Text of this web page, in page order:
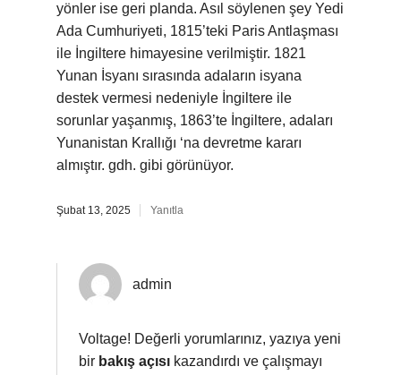
yönler ise geri planda. Asıl söylenen şey Yedi
Ada Cumhuriyeti, 1815’teki Paris Antlaşması
ile İngiltere himayesine verilmiştir. 1821
Yunan İsyanı sırasında adaların isyana
destek vermesi nedeniyle İngiltere ile
sorunlar yaşanmış, 1863’te İngiltere, adaları
Yunanistan Krallığı ‘na devretme kararı
almıştır. gdh. gibi görünüyor.
Şubat 13, 2025 Yanıtla
admin
Voltage! Değerli yorumlarınız, yazıya yeni
bir bakış açısı kazandırdı ve çalışmayı